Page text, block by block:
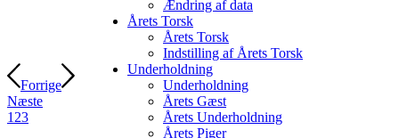
Ændring af data
Årets Torsk
Årets Torsk
Indstilling af Årets Torsk
Underholdning
Underholdning
Årets Gæst
Årets Underholdning
Årets Piger
Forrige
Næste
1 23